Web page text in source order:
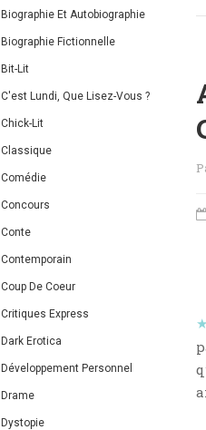
Biographie Et Autobiographie
Biographie Fictionnelle
Bit-Lit
C'est Lundi, Que Lisez-Vous ?
Chick-Lit
Classique
Comédie
Concours
Conte
Contemporain
Coup De Coeur
Critiques Express
Dark Erotica
Développement Personnel
Drame
Dystopie